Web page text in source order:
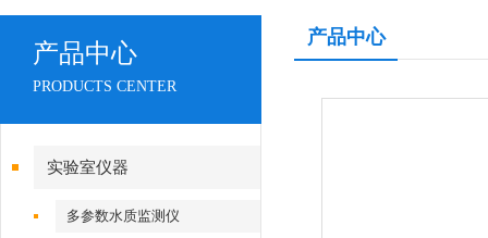
产品中心
PRODUCTS CENTER
实验室仪器
多参数水质监测仪
产品中心